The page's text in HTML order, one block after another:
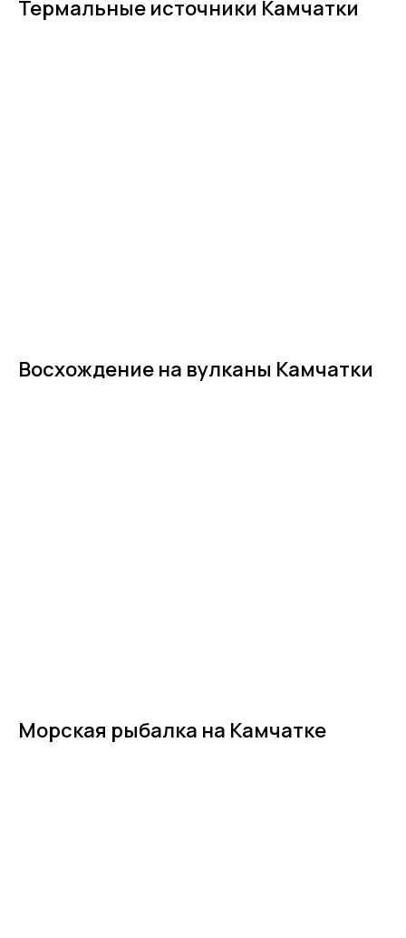
Термальные источники Камчатки
Восхождение на вулканы Камчатки
Морская рыбалка на Камчатке